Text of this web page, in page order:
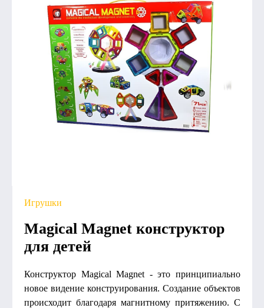
Игрушки
Magical Magnet конструктор
для детей
Конструктор Magical Magnet - это принципиально
новое видение конструирования. Создание объектов
происходит благодаря магнитному притяжению. С